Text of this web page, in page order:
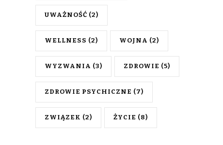
UWAŻNOŚĆ (2)
WELLNESS (2) WOJNA (2)
WYZWANIA (3) ZDROWIE (5)
ZDROWIE PSYCHICZNE (7)
ZWIĄZEK (2) ŻYCIE (8)